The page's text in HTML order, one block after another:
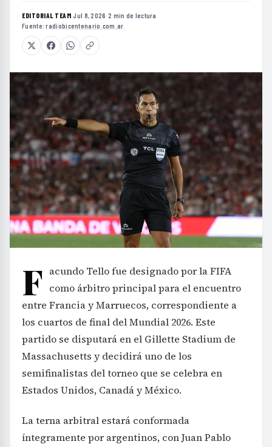
EDITORIAL TEAM·Jul 8, 2026 ·2 min de lectura ·
Fuente:radiobicentenario.com.ar
F acundo Tello fue designado por la FIFA
como árbitro principal para el encuentro
entre Francia y Marruecos, correspondiente a
los cuartos de final del Mundial 2026. Este
partido se disputará en el Gillette Stadium de
Massachusetts y decidirá uno de los
semifinalistas del torneo que se celebra en
Estados Unidos, Canadá y México.
La terna arbitral estará conformada
íntegramente por argentinos, con Juan Pablo